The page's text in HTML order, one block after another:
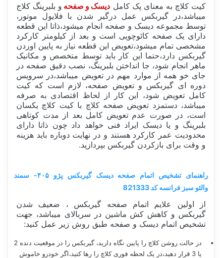
کیت کلاچ به معنای پک کامل دیسک و صفحه و بلبرینگ کلاج
میباشد،در گیربکس عمل درگیر شدن با فلایول موتور،
توسط مجموعه دیسک و صفحه انجام میشود،ذاتا این قطعه
دارای یک صفحه کائوچویی است و بعد از کیلومتر کارکرد
مشخصی تمام میشود،تعویض این قطعه نیاز به پایین اوردن
گیربکس دارد،حتما این کار باید توسط متخصص و مکانیک
ماهر انجام شود، جا انداختن بلبرینگ، نصب دقیق صفحه در
جای خو همه از موارد مهم در تعویض میباشد،در سرویس
دوره ای گیربکس و تعویض صفحه، لازم است که کیت
کامل تعویض شود، این کار از لحاظ اقتصادی به صرفه
میباشد، دستمزد تعویض صفحه کلاچ با کیت کلاچ یکسان
است، در صورت عدم تعویض کامل بعد از مدت کوتاهی
بلبرینگ و یا دیسک ایراد فنی خواهد داد چون ذاتا دارای
محدودیت عمر کارکرد هستند و در نهایت دوباره باید هزینه
و وقت برای بازکردن گیربکس بپردازید.
راهنمای تشخیص اتمام صفحه دیسک گیربکس پژو ۴۰۵- سمند
والئو سبز فرانسه کد 821333
از اولین علایم اتمام صفحه گیربکس ، ضعیف شدن
گیربکس و کاهش کش ماشین در سربالای میباشد، جهت
تشخیص اتمام دیسک و صفحه طبق روش زیر عمل کنید:
در حالت روشن کلاچ را پایین نگاه دارید، گیربکس را در موقعیت دنده 2
یا 3 قرار دهید،در یک لحظه فوری کلاچ را رها کنید،اگر خودرو خاموش